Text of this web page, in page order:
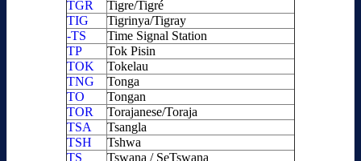
TGR
Tigre/Tigré
TIG
Tigrinya/Tigray
-TS
Time Signal Station
TP
Tok Pisin
TOK
Tokelau
TNG
Tonga
TO
Tongan
TOR
Torajanese/Toraja
TSA
Tsangla
TSH
Tshwa
TS
Tswana / SeTswana